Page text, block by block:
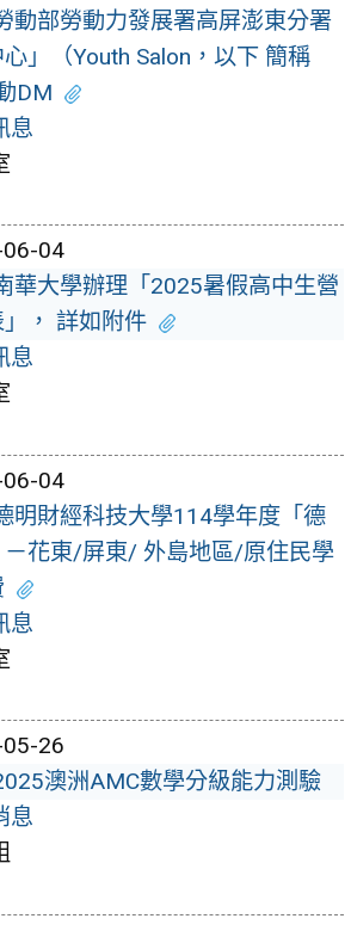
動部勞動力發展署高屏澎東分署
心」（Youth Salon，以下 簡稱
DM
息
04
華大學辦理「2025暑假高中生營
， 詳如附件
息
04
明財經科技大學114學年度「德
－花東/屏東/ 外島地區/原住民學
息
26
澳洲AMC數學分級能力測驗
息